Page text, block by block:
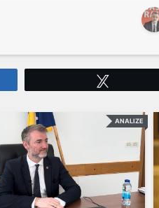
ANALIZE